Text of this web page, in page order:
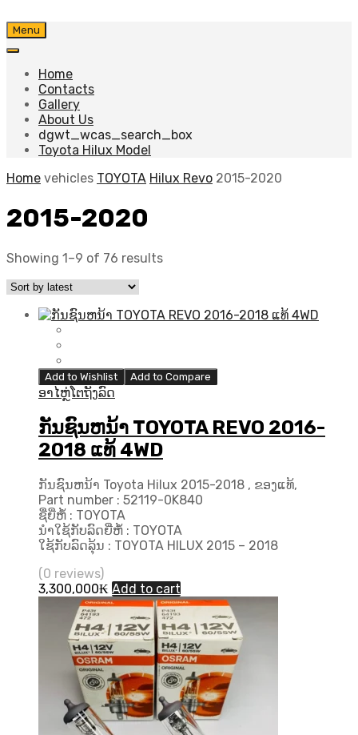
Skip
to
Menu
Home
Contacts
Gallery
About Us
dgwt_wcas_search_box
Toyota Hilux Model
Home vehicles TOYOTA Hilux Revo 2015-2020
2015-2020
Showing 1–9 of 76 resultsSorted
Add to Wishlist Add to Compare
ອາໄຫຼ່ໂຕຖັງລົດ
ກັນຊົນຫນ້າ TOYOTA REVO 2016-
2018 ແທ້ 4WD
ກັນຊົນຫນ້າ Toyota Hilux 2015-2018 , ຂອງແທ້,
Part number : 52119-0K840
ຊື່ຍີ່ຫໍ້ : TOYOTA
ນຳໃຊ້ກັບລົດຍີ່ຫໍ້ : TOYOTA
ໃຊ້ກັບລົດລຸ້ນ : TOYOTA HILUX 2015 – 2018
(0 reviews)
3,300,000₭ Add to cart